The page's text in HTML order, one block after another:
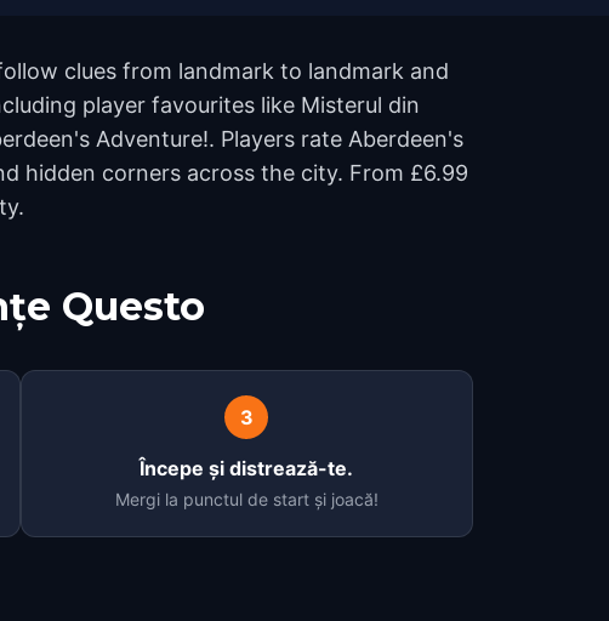
clues from landmark to landmark and
player favourites like Misterul din
Adventure!. Players rate Aberdeen's
hidden corners across the city. From £6.99
Questo
3
Începe și distrează-te.
Mergi la punctul de start și joacă!